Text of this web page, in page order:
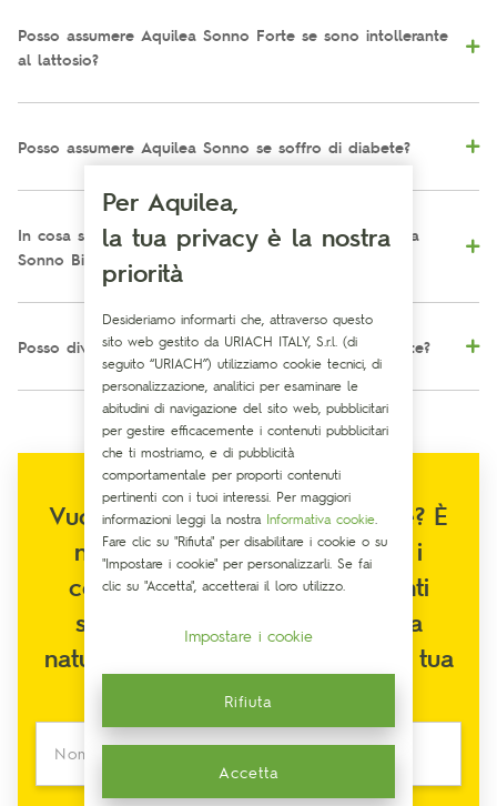
Posso assumere Aquilea Sonno Forte se sono intollerante
al lattosio?
Posso assumere Aquilea Sonno se soffro di diabete?
In cosa si differenzia Aquilea Sonno Forte da Aquilea
Sonno Bistrato Compact?
Posso dividere una compressa di Aquilea Sonno Forte?
Vuoi migliorare il tuo benessere? È
naturale! Ricevi sulla tua mail i
consigli dei nostri espertie tanti
suggerimenti per trovare nella
natura la migliore alleata per la tua
voglia di stare bene.
Nome e cognome
Per Aquilea,
la tua privacy è la nostra
priorità
Desideriamo informarti che, attraverso questo
sito web gestito da URIACH ITALY, S.r.l. (di
seguito “URIACH”) utilizziamo cookie tecnici, di
personalizzazione, analitici per esaminare le
abitudini di navigazione del sito web, pubblicitari
per gestire efficacemente i contenuti pubblicitari
che ti mostriamo, e di pubblicità
comportamentale per proporti contenuti
pertinenti con i tuoi interessi. Per maggiori
informazioni leggi la nostra Informativa cookie
Fare clic su "Rifiuta" per disabilitare i cookie o su
"Impostare i cookie" per personalizzarli. Se fai
clic su "Accetta", accetterai il loro utilizzo.
Impostare i cookie
Rifiuta
Accetta